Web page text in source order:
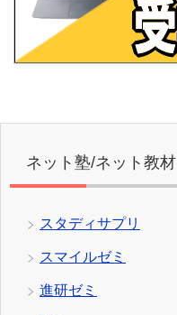
ネット塾/ネット教材
スタディサプリ
スマイルゼミ
進研ゼミ